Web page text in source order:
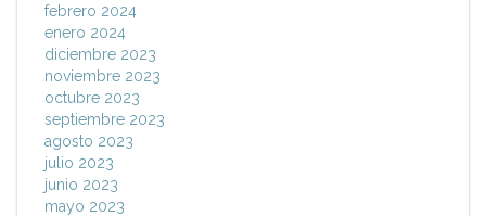
febrero 2024
enero 2024
diciembre 2023
noviembre 2023
octubre 2023
septiembre 2023
agosto 2023
julio 2023
junio 2023
mayo 2023